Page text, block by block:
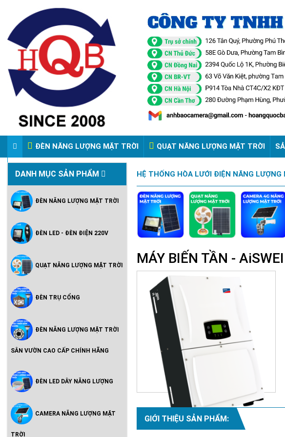
ĐÈN NĂNG LƯỢNG MẶT TRỜI QUẠT NĂNG LƯỢNG MẶT TRỜI
VIDEO ĐÈN PHA ĐIỆN 220V
DANH MỤC SẢN PHẨM
ĐÈN NĂNG LƯỢNG MẶT TRỜI
ĐÈN LED - ĐÈN ĐIỆN 220V
Hoàng Quốc Bảo - Độ Sáng Cao,
QUẠT NĂNG LƯỢNG MẶT TRỜI
ĐÈN TRỤ CỔNG
ĐÈN NĂNG LƯỢNG MẶT TRỜI
SÂN VƯỜN CAO CẤP CHÍNH HÃNG
ĐÈN LED DÂY NĂNG LƯỢNG
CAMERA NĂNG LƯỢNG MẶT
TRỜI
HỆ THỐNG HÒA LƯỚI ĐIỆN NĂNG LƯỢNG
MÁY BIẾN TẦN -
GIỚI THIỆU SẢN PHẨM: